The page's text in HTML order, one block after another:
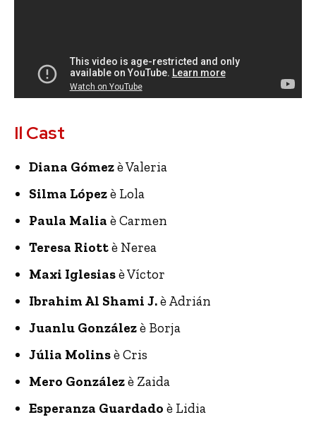
Il Cast
Diana Gómezè Valeria
Silma Lópezè Lola
Paula Malia è Carmen
Teresa Riottè Nerea
Maxi Iglesiasè Víctor
Ibrahim Al Shami J.è Adrián
Juanlu Gonzálezè Borja
Júlia Molinsè Cris
Mero Gonzálezè Zaida
Esperanza Guardado è Lidia